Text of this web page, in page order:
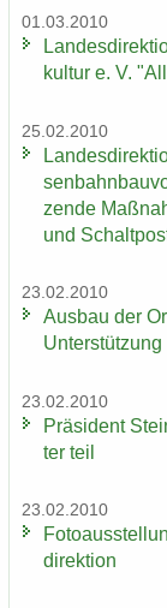
01.03.2010
kul­tur e. V.
25.02.2010
zen­de
und
23.02.2010
Aus­bau der
Un­ter­stüt­zung
23.02.2010
Prä­si­dent
ter teil
23.02.2010
di­rek­ti­on